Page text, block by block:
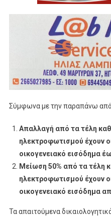
Σύμφωνα με την παραπάνω
Απαλλαγή από τα τέλη
ηλεκτροφωτισμού έχουν
οικογενειακό εισόδημα
Μείωση 50% από τα τέλη
ηλεκτροφωτισμού έχουν
οικογενειακό εισόδημα
Τα απαιτούμενα